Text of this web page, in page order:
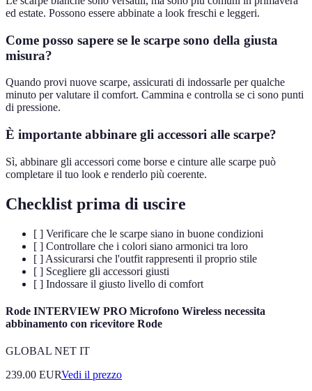
ed estate. Possono essere abbinate a look freschi e leggeri.
Come posso sapere se le scarpe sono della giusta
misura?
Quando provi nuove scarpe, assicurati di indossarle per qualche
minuto per valutare il comfort. Cammina e controlla se ci sono punti
di pressione.
È importante abbinare gli accessori alle scarpe?
Sì, abbinare gli accessori come borse e cinture alle scarpe può
completare il tuo look e renderlo più coerente.
Checklist prima di uscire
[ ] Verificare che le scarpe siano in buone condizioni
[ ] Controllare che i colori siano armonici tra loro
[ ] Assicurarsi che l'outfit rappresenti il proprio stile
[ ] Scegliere gli accessori giusti
[ ] Indossare il giusto livello di comfort
Rode INTERVIEW PRO Microfono Wireless necessita
abbinamento con ricevitore Rode
GLOBAL NET IT
239.00 EURVedi il prezzo